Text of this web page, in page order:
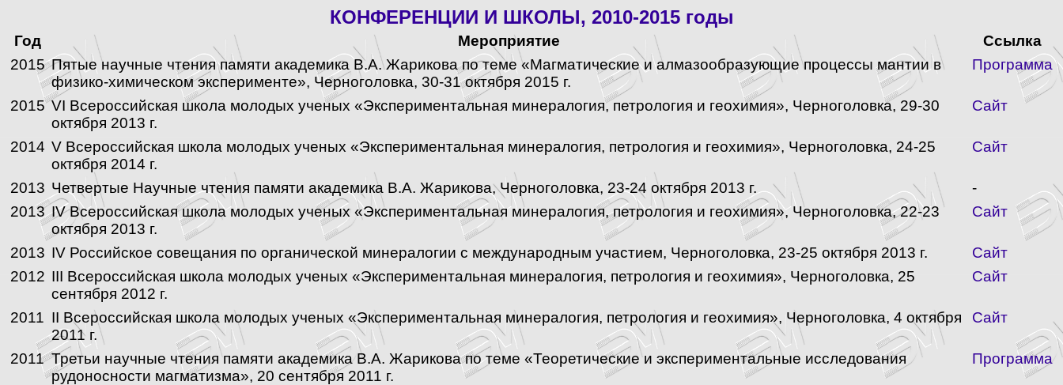
КОНФЕРЕНЦИИ И ШКОЛЫ, 2010-2015 годы
Год Мероприятие
Ссылка
2015 Пятые научные чтения памяти академика В.А. Жарикова по теме «Магматические и алмазообразующие процессы мантии в
физико-химическом эксперименте», Черноголовка, 30-31 октября 2015 г.
Программа
2015 VI Всероссийская школа молодых ученых «Экспериментальная минералогия, петрология и геохимия», Черноголовка, 29-30
октября 2013 г.
Сайт
2014 V Всероссийская школа молодых ученых «Экспериментальная минералогия, петрология и геохимия», Черноголовка, 24-25
октября 2014 г.
Сайт
2013 Четвертые Научные чтения памяти академика В.А. Жарикова, Черноголовка, 23-24 октября 2013 г.
-
2013 IV Всероссийская школа молодых ученых «Экспериментальная минералогия, петрология и геохимия», Черноголовка, 22-23
октября 2013 г.
Сайт
2013 IV Российское совещания по органической минералогии с международным участием, Черноголовка, 23-25 октября 2013 г.
Сайт
2012 III Всероссийская школа молодых ученых «Экспериментальная минералогия, петрология и геохимия», Черноголовка, 25
сентября 2012 г.
Сайт
2011 II Всероссийская школа молодых ученых «Экспериментальная минералогия, петрология и геохимия», Черноголовка, 4 октября
2011 г.
Сайт
2011 Третьи научные чтения памяти академика В.А. Жарикова по теме «Теоретические и экспериментальные исследования
рудоносности магматизма», 20 сентября 2011 г.
Программа